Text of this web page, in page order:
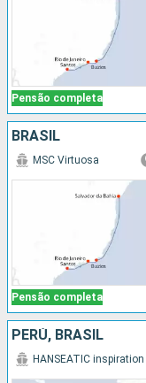
Pensão completa
BRASIL
Pensão completa
MSC Virtuosa
PERÚ, BRASIL
HANSEATIC inspiration